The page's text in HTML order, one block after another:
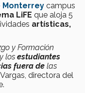
Monterrey campus
LiFE que aloja 5
artísticas,
y Formación
los estudiantes
fuera de las
directora del